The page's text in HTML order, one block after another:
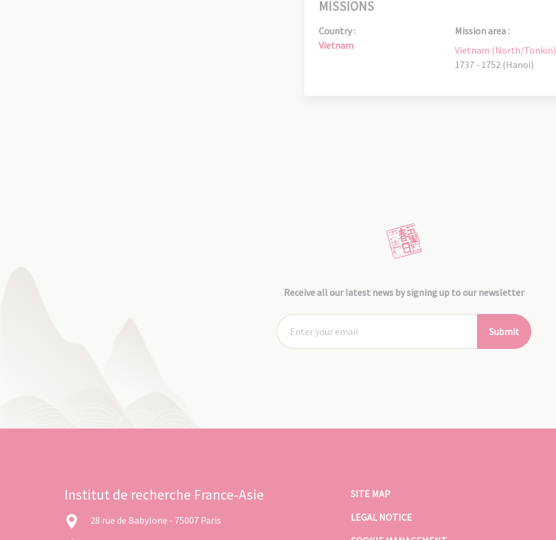
MISSIONS
Country :
Vietnam
Mission area :
Vietnam (North/Tonkin)
1737 - 1752 (Hanoi)
Receive all our latest news by signing up to our newsletter
Submit
Institut de recherche France-Asie
28 rue de Babylone - 75007 Paris
SITE MAP
LEGAL NOTICE